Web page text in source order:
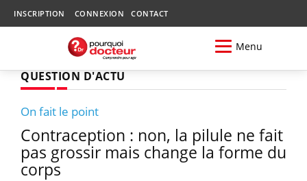
INSCRIPTION CONNEXION CONTACT
Menu
QUESTION D'ACTU
On fait le point
Contraception : non, la pilule ne fait
pas grossir mais change la forme du
corps